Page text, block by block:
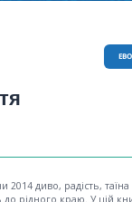
2014 диво, радість, таїна
до рідного краю. У цій